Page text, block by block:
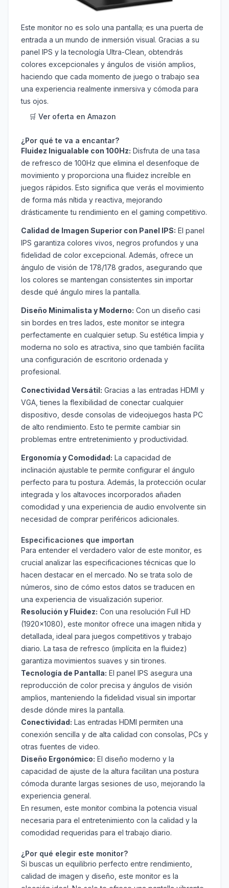
Este monitor no es solo una pantalla; es una puerta de
entrada a un mundo de inmersión visual. Gracias a su
panel IPS y la tecnología Ultra-Clean, obtendrás
colores excepcionales y ángulos de visión amplios,
haciendo que cada momento de juego o trabajo sea
una experiencia realmente inmersiva y cómoda para
tus ojos.
🛒 Ver oferta en Amazon
¿Por qué te va a encantar?
Fluidez Inigualable con 100Hz: Disfruta de una tasa
de refresco de 100Hz que elimina el desenfoque de
movimiento y proporciona una fluidez increíble en
juegos rápidos. Esto significa que verás el movimiento
de forma más nítida y reactiva, mejorando
drásticamente tu rendimiento en el gaming competitivo.
Calidad de Imagen Superior con Panel IPS: El panel
IPS garantiza colores vivos, negros profundos y una
fidelidad de color excepcional. Además, ofrece un
ángulo de visión de 178/178 grados, asegurando que
los colores se mantengan consistentes sin importar
desde qué ángulo mires la pantalla.
Diseño Minimalista y Moderno: Con un diseño casi
sin bordes en tres lados, este monitor se integra
perfectamente en cualquier setup. Su estética limpia y
moderna no solo es atractiva, sino que también facilita
una configuración de escritorio ordenada y
profesional.
Conectividad Versátil: Gracias a las entradas HDMI y
VGA, tienes la flexibilidad de conectar cualquier
dispositivo, desde consolas de videojuegos hasta PC
de alto rendimiento. Esto te permite cambiar sin
problemas entre entretenimiento y productividad.
Ergonomía y Comodidad: La capacidad de
inclinación ajustable te permite configurar el ángulo
perfecto para tu postura. Además, la protección ocular
integrada y los altavoces incorporados añaden
comodidad y una experiencia de audio envolvente sin
necesidad de comprar periféricos adicionales.
Especificaciones que importan
Para entender el verdadero valor de este monitor, es
crucial analizar las especificaciones técnicas que lo
hacen destacar en el mercado. No se trata solo de
números, sino de cómo estos datos se traducen en
una experiencia de visualización superior.
Resolución y Fluidez: Con una resolución Full HD
(1920x1080), este monitor ofrece una imagen nítida y
detallada, ideal para juegos competitivos y trabajo
diario. La tasa de refresco (implícita en la fluidez)
garantiza movimientos suaves y sin tirones.
Tecnología de Pantalla: El panel IPS asegura una
reproducción de color precisa y ángulos de visión
amplios, manteniendo la fidelidad visual sin importar
desde dónde mires la pantalla.
Conectividad: Las entradas HDMI permiten una
conexión sencilla y de alta calidad con consolas, PCs y
otras fuentes de video.
Diseño Ergonómico: El diseño moderno y la
capacidad de ajuste de la altura facilitan una postura
cómoda durante largas sesiones de uso, mejorando la
experiencia general.
En resumen, este monitor combina la potencia visual
necesaria para el entretenimiento con la calidad y la
comodidad requeridas para el trabajo diario.
¿Por qué elegir este monitor?
Si buscas un equilibrio perfecto entre rendimiento,
calidad de imagen y diseño, este monitor es la